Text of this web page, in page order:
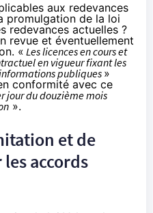
aux redevances
promulgation de la loi
redevances actuelles ?
revue et éventuellement
« Les licences en cours et
en vigueur fixant les
publiques »
conformité avec ce
jour du douzième mois
».
et de
accords